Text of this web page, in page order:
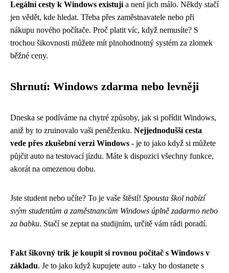
Legální cesty k Windows existujía není jich málo. Někdy stačí
jen vědět, kde hledat. Třeba přes zaměstnavatele nebo při
nákupu nového počítače. Proč platit víc, když nemusíte? S
trochou šikovnosti můžete mít plnohodnotný systém za zlomek
běžné ceny.
Shrnutí: Windows zdarma nebo levněji
Dneska se podíváme na chytré způsoby, jak si pořídit Windows,
aniž by to zruinovalo vaši peněženku. Nejjednodušší cesta
vede přes zkušební verzi Windows - je to jako když si můžete
půjčit auto na testovací jízdu. Máte k dispozici všechny funkce,
akorát na omezenou dobu.
Jste student nebo učíte? To je vaše štěstí! Spousta škol nabízí
svým studentům a zaměstnancům Windows úplně zadarmo nebo
za babku. Stačí se zeptat na studijním, určitě vám rádi poradí.
Fakt šikovný trik je koupit si rovnou počítač s Windows v
základu. Je to jako když kupujete auto - taky ho dostanete s